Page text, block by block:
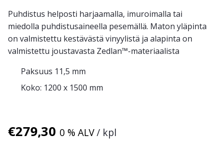
Puhdistus helposti harjaamalla, imuroimalla tai
miedolla puhdistusaineella pesemällä. Maton yläpinta
on valmistettu kestävästä vinyylistä ja alapinta on
valmistettu joustavasta Zedlan™-materiaalista
Paksuus 11,5 mm
Koko: 1200 x 1500 mm
€279,30 0 % ALV/ kpl